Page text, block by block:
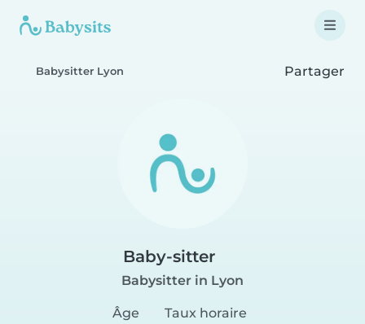
Babysitter Lyon Partager
Baby-sitter
Babysitter in Lyon
Âge
Taux horaire